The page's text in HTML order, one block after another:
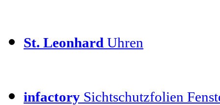
St. Leonhard Uhren
infactory Sichtschutzfolien